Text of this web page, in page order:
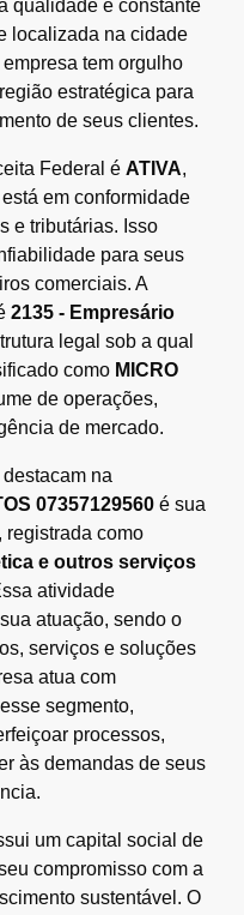
qualidade e constante
localizada na cidade
empresa tem orgulho
estratégica para
de seus clientes.
Federal é ATIVA,
em conformidade
e tributárias. Isso
para seus
comerciais. A
2135 - Empresário
legal sob a qual
como MICRO
de operações,
de mercado.
na
07357129560 é sua
registrada como
e outros serviços
atividade
atuação, sendo o
serviços e soluções
atua com
segmento,
processos,
às demandas de seus
um capital social de
compromisso com a
sustentável. O